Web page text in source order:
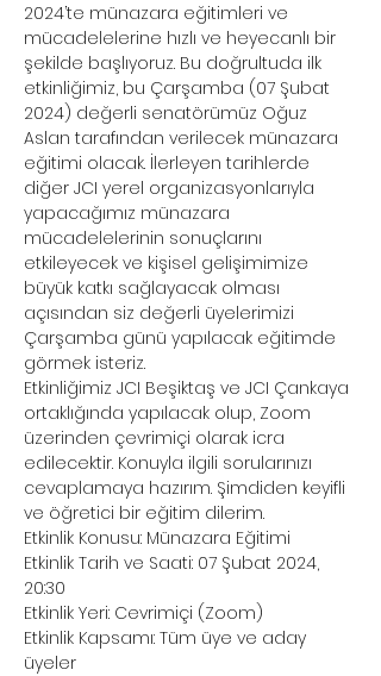
2024’te münazara eğitimleri ve
mücadelelerine hızlı ve heyecanlı bir
şekilde başlıyoruz. Bu doğrultuda ilk
etkinliğimiz, bu Çarşamba (07 Şubat
2024) değerli senatörümüz Oğuz
Aslan tarafından verilecek münazara
eğitimi olacak. İlerleyen tarihlerde
diğer JCI yerel organizasyonlarıyla
yapacağımız münazara
mücadelelerinin sonuçlarını
etkileyecek ve kişisel gelişimimize
büyük katkı sağlayacak olması
açısından siz değerli üyelerimizi
Çarşamba günü yapılacak eğitimde
görmek isteriz.
Etkinliğimiz JCI Beşiktaş ve JCI Çankaya
ortaklığında yapılacak olup, Zoom
üzerinden çevrimiçi olarak icra
edilecektir. Konuyla ilgili sorularınızı
cevaplamaya hazırım. Şimdiden keyifli
ve öğretici bir eğitim dilerim.
Etkinlik Konusu: Münazara Eğitimi
Etkinlik Tarih ve Saati: 07 Şubat 2024,
20:30
Etkinlik Yeri: Cevrimiçi (Zoom)
Etkinlik Kapsamı: Tüm üye ve aday
üyeler